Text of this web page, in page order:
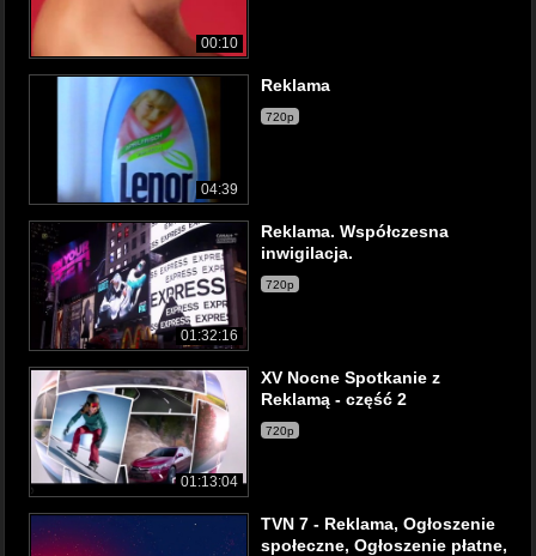
00:10
04:39
Reklama
720p
01:32:16
Reklama. Współczesna
inwigilacja.
720p
01:13:04
XV Nocne Spotkanie z
Reklamą - część 2
720p
TVN 7 - Reklama, Ogłoszenie
społeczne, Ogłoszenie płatne,